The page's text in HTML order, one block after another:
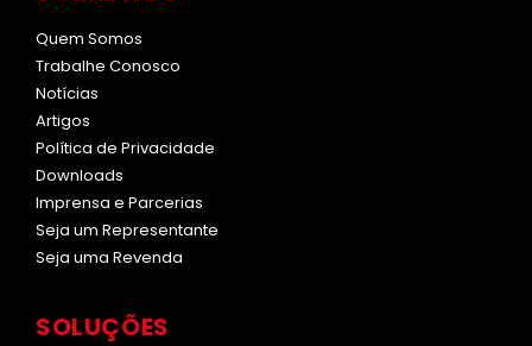
Quem Somos
Trabalhe Conosco
Notícias
Artigos
Política de Privacidade
Downloads
Imprensa e Parcerias
Seja um Representante
Seja uma Revenda
SOLUÇÕES